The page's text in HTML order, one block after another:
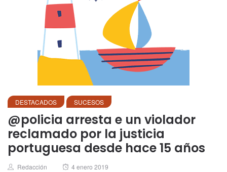
DESTACADOS SUCESOS
@policia arresta e un violador
reclamado por la justicia
portuguesa desde hace 15 años
Author
Redacción
Posted
4 enero 2019